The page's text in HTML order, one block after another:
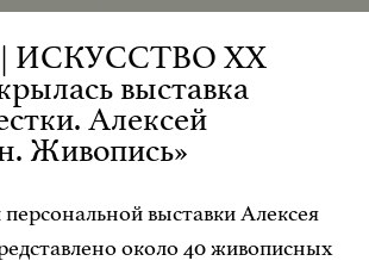
ИСКУССТВО ХХ
выставка
Алексей
Живопись»
выставки Алексея
около 40 живописных